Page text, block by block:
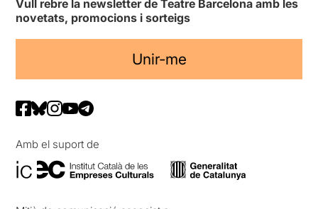
Vull rebre la newsletter de Teatre Barcelona amb les
novetats, promocions i sorteigs
Unir-me
Amb el suport de